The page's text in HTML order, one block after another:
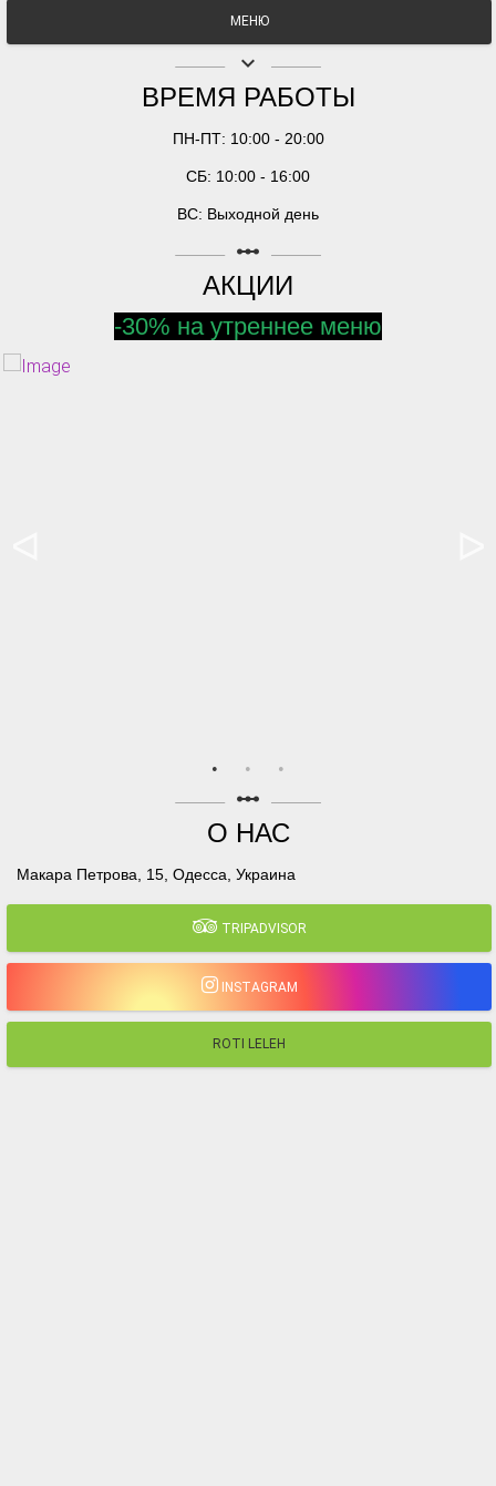
МЕНЮ
keyboard_arrow_down
ВРЕМЯ РАБОТЫ
ПН-ПТ: 10:00 - 20:00
СБ: 10:00 - 16:00
ВС: Выходной день
linear_scale
АКЦИИ
-30% на утреннее меню
linear_scale
О НАС
Макара Петрова, 15, Одесса, Украина
TRIPADVISOR
INSTAGRAM
ROTI LELEH